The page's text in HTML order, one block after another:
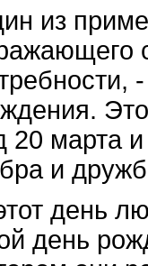
из
20 марта
и
день
день